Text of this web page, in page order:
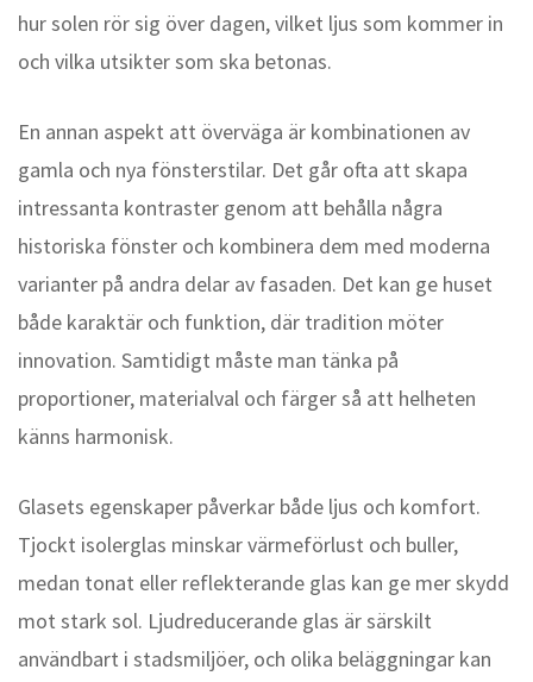
hur solen rör sig över dagen, vilket ljus som kommer in
och vilka utsikter som ska betonas.
En annan aspekt att överväga är kombinationen av
gamla och nya fönsterstilar. Det går ofta att skapa
intressanta kontraster genom att behålla några
historiska fönster och kombinera dem med moderna
varianter på andra delar av fasaden. Det kan ge huset
både karaktär och funktion, där tradition möter
innovation. Samtidigt måste man tänka på
proportioner, materialval och färger så att helheten
känns harmonisk.
Glasets egenskaper påverkar både ljus och komfort.
Tjockt isolerglas minskar värmeförlust och buller,
medan tonat eller reflekterande glas kan ge mer skydd
mot stark sol. Ljudreducerande glas är särskilt
användbart i stadsmiljöer, och olika beläggningar kan